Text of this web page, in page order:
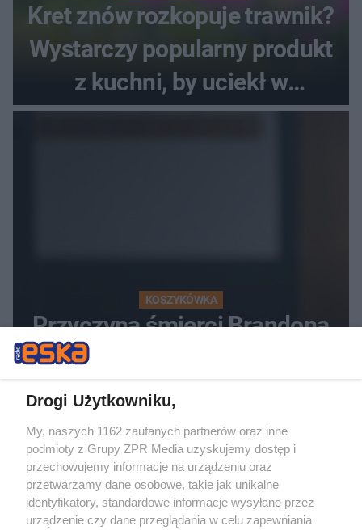
Kret znów rozkopuje trawnik?
Wystarczy popularny produkt
z kuchni, by uciekł w
popłochu
KOSZYKÓWKA
Przyczyna śmierci Brandona
Clarke'a. Ujawniono wyniki
sekcji zwłok
Drogi Użytkowniku,
My, naszych 1162 zaufanych partnerów oraz inne
podmioty z Grupy ZPR Media uzyskujemy dostęp i
przechowujemy informacje na urządzeniu oraz
przetwarzamy dane osobowe, takie jak unikalne
identyfikatory, standardowe informacje wysyłane przez
urządzenie czy dane przeglądania w celu zapewniania